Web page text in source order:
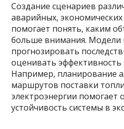
Создание сценариев
аварийных,
помогает понять, каким
больше внимания. Модели
прогнозировать
оценивать
Например, планирование
маршрутов поставки
электроэнергии помогает
устойчивость системы в